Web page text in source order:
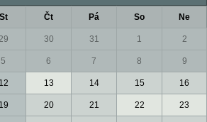
St Čt Pá So Ne
30 31 1 2
5 6 7 8 9
12 13 14 15 16
19 20 21 22 23